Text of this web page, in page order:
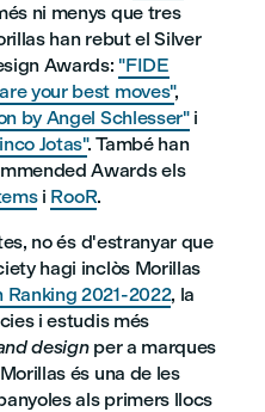
ni menys que tres
han rebut el Silver
Awards: "FIDE
your best moves",
by Angel Schlesser"i
Jotas". També han
Awards els
i RooR.
no és d'estranyar que
hagi inclòs Morillas
2021-2022, la
i estudis més
designper a marques
és una de les
als primers llocs